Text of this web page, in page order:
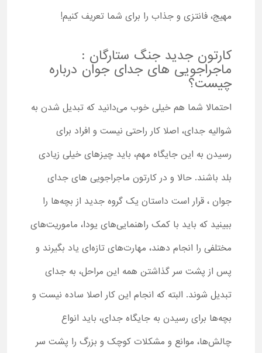
مهیج، فانتزی و جذاب را برای شما تعریف کنیم!
کارتون جدید جنگ ستارگان :
ماجراجویی های جدای جوان درباره
چیست؟
احتمالا شما هم خیلی خوب می‌دانید که تبدیل شدن به
شوالیه جدای، اصلا کار راحتی نیست و افراد برای
رسیدن به این جایگاه مهم، باید چیزهای خیلی زیادی
بلد باشند. حالا و در کارتون ماجراجویی های جدای
جوان ، قرار است داستان یک گروه جدید از بچه‌ها را
ببینید که باید با کمک راهنمایی‌های یودا، ماموریت‌های
مختلفی را انجام دهند، مهارت‌های تازه‌ای یاد بگیرند و
پس از پشت سر گذاشتن همه این مراحل، به جدای
تبدیل شوند. البته که انجام این کار اصلا ساده نیست و
بچه‌ها برای رسیدن به جایگاه جدای، باید انواع
چالش‌ها، موانع و مشکلات کوچک و بزرگ را پشت سر